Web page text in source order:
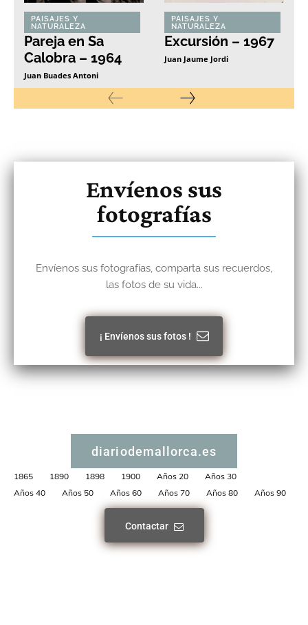
PAISAJES Y
NATURALEZA
Pareja en Sa
Calobra – 1964
Juan Buades Antoni
PAISAJES Y
NATURALEZA
Excursión – 1967
Juan Jaume Jordi
Envíenos sus
fotografías
Envíenos sus fotografías, comparta sus recuerdos,
las fotos de su vida...
¡ Envíenos sus fotos !
diariodemallorca.es
1865 1890 1898 1900 Años 20
Años 30
Años 40
Años 50 Años 60 Años 70 Años 80 Años 90
Contactar